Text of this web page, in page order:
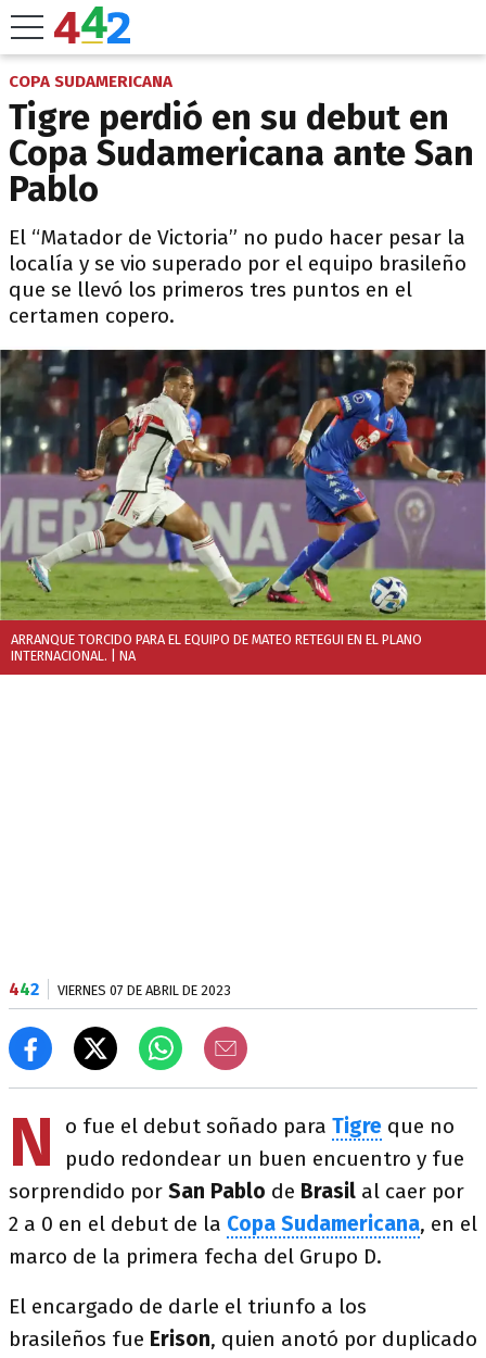
COPA SUDAMERICANA
Tigre perdió en su debut en
Copa Sudamericana ante San
Pablo
El “Matador de Victoria” no pudo hacer pesar la
localía y se vio superado por el equipo brasileño
que se llevó los primeros tres puntos en el
certamen copero.
ARRANQUE TORCIDO PARA EL EQUIPO DE MATEO RETEGUI EN EL PLANO
INTERNACIONAL.
| NA
442 VIERNES 07 DE ABRIL DE 2023
N o fue el debut soñado para Tigre que no
pudo redondear un buen encuentro y fue
sorprendido por San Pablo de Brasil al caer por
2 a 0 en el debut de la Copa Sudamericana, en el
marco de la primera fecha del Grupo D.
El encargado de darle el triunfo a los
brasileños fue Erison, quien anotó por duplicado